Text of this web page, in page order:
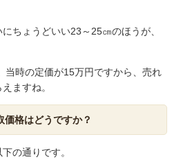
ちょうどいい23～25㎝のほうが、
当時の定価が15万円ですから、売れ
ますね。
格はどうですか？
の通りです。